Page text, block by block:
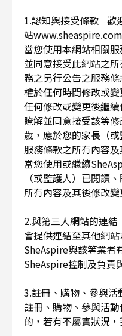
1.認知與接受條款 歡
站
當您使用本網站相關
並同意接受此網站之
務之另行公告之服務
權於任何時間修改或
任何修改或變更後繼
瞭解並同意接受該等
歲，應於您的家長（
服務條款之所有內容
當您使用或繼續
（或監護人）已閱讀
所有內容及其後修改變
2.與第三人網站的連
會提供連結至其他網
SheAspire與該等業者
SheAspire控制及負責
3.註冊、購物、參與
註冊、購物、參與活
的，若有不屬實狀況